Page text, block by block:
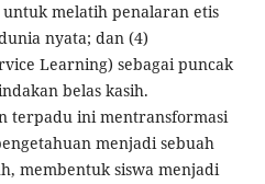
untuk melatih penalaran etis
nyata; dan (4)
Learning) sebagai puncak
belas kasih.
terpadu ini mentransformasi
menjadi sebuah
membentuk siswa menjadi